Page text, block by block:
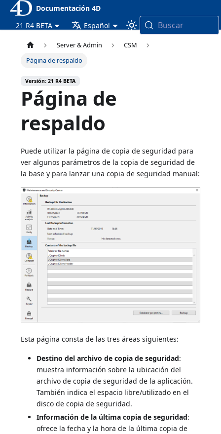
Documentación 4D
21 R4 BETA
Español Buscar
Server & Admin
CSM
Página de respaldo
Versión: 21 R4 BETA
Página de
respaldo
Puede utilizar la página de copia de seguridad para
ver algunos parámetros de la copia de seguridad de
la base y para lanzar una copia de seguridad manual:
Esta página consta de las tres áreas siguientes:
Destino del archivo de copia de seguridad:
muestra información sobre la ubicación del
archivo de copia de seguridad de la aplicación.
También indica el espacio libre/utilizado en el
disco de copia de seguridad.
Información de la última copia de seguridad:
ofrece la fecha y la hora de la última copia de